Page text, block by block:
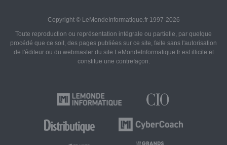
Copyright © LeMondeInformatique.fr 1997-2026
Toute reproduction ou représentation intégrale ou partielle, par quelque
procédé que ce soit, des pages publiées sur ce site, faite sans l'autorisation
de l'éditeur ou du webmaster du site LeMondeInformatique.fr est illicite et
constitue une contrefaçon.